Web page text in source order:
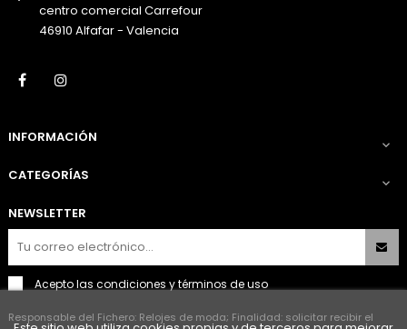
centro comercial Carrefour
46910 Alfafar - Valencia
Facebook
INFORMACIÓN 
CATEGORÍAS 
NEWSLETTER
Acepto las condiciones y términos de uso
Responsable del Fichero: Relojes de moda; Finalidad: solicitar recibir el